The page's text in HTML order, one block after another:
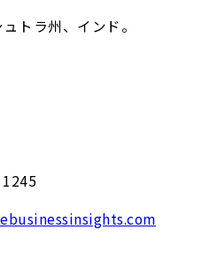
トラ州、インド。